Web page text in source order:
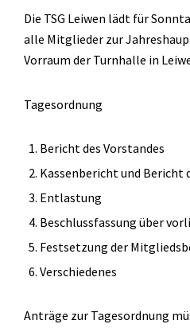
Die TSG Leiwen lädt für
alle Mitglieder zur
Vorraum der Turnhalle in
Tagesordnung
Bericht des Vorstandes
Kassenbericht und Bericht
Entlastung
Beschlussfassung über
Festsetzung der
Verschiedenes
Anträge zur Tagesordnung